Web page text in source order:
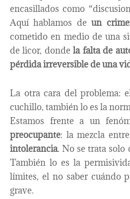
encasillados como
Aquí hablamos deun
cometido en medio de una
de licor, dondela falta de
pérdida irreversible de una
La otra cara del problema:
cuchillo, también lo es la
Estamos frente a un
preocupante: la mezcla entre
intolerancia. No se trata solo
También lo es la
límites, el no saber cuándo
grave.